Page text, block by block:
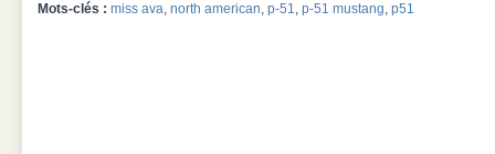
Mots-clés : miss ava, north american, p-51, p-51 mustang, p51